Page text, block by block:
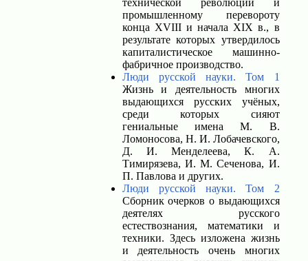
технической революции и
промышленному перевороту
конца XVIII и начала XIX в., в
результате которых утвердилось
капиталистическое машинно-
фабричное производство.
Люди русской науки. Том 1
Жизнь и деятельность многих
выдающихся русских учёных,
среди которых сияют
гениальные имена М. В.
Ломоносова, Н. И. Лобачевского,
Д. И. Менделеева, К. А.
Тимирязева, И. М. Сеченова, И.
П. Павлова и других.
Люди русской науки. Том 2
Сборник очерков о выдающихся
деятелях русского
естествознания, математики и
техники. Здесь изложена жизнь
и деятельность очень многих